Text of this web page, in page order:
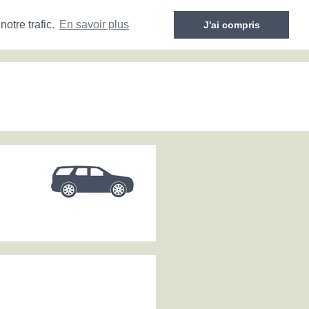
trafic. En savoir plus J'ai compris